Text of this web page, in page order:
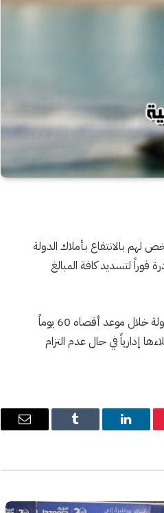
لهم بالانتفاع بأملاك الدولة
فوراً لتسديد كافة المبالغ
ونصّ القرار على اتخاذ كافة الإجراءات القانونية اللازمة لضمان تحصيل مقابل الانتفاع بأملاك الدولة خلال موعد أقصاه 60 يوماً
إدارياً في حال عدم التزام
لينكدإن Tumblr
البريد